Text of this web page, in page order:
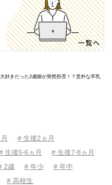
# 生後2ヵ月
生後5⋅6ヵ月
# 生後7⋅8ヵ月
2歳 # 年少
# 年中
# 高校生